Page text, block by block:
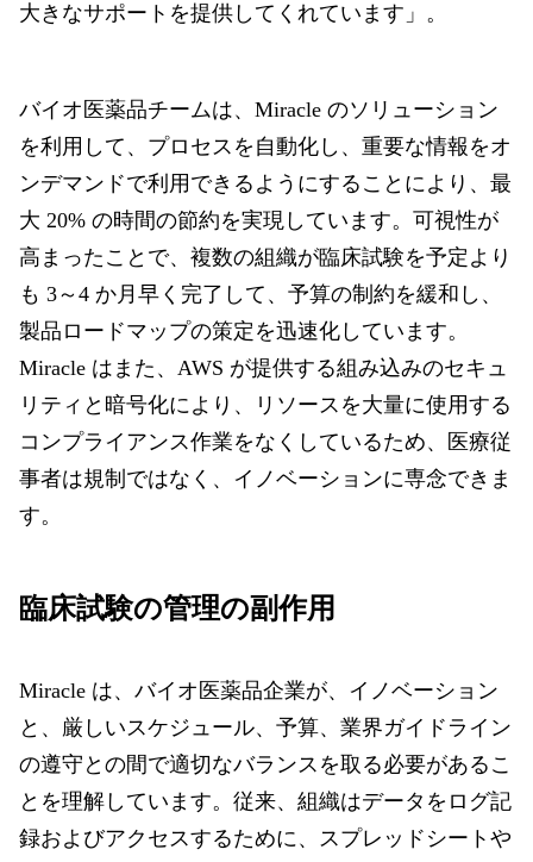
大きなサポートを提供してくれています」。
バイオ医薬品チームは、Miracle のソリューション
を利用して、プロセスを自動化し、重要な情報をオ
ンデマンドで利用できるようにすることにより、最
大 20% の時間の節約を実現しています。可視性が
高まったことで、複数の組織が臨床試験を予定より
も 3～4 か月早く完了して、予算の制約を緩和し、
製品ロードマップの策定を迅速化しています。
Miracle はまた、AWS が提供する組み込みのセキュ
リティと暗号化により、リソースを大量に使用する
コンプライアンス作業をなくしているため、医療従
事者は規制ではなく、イノベーションに専念できま
す。
臨床試験の管理の副作用
Miracle は、バイオ医薬品企業が、イノベーション
と、厳しいスケジュール、予算、業界ガイドライン
の遵守との間で適切なバランスを取る必要があるこ
とを理解しています。従来、組織はデータをログ記
録およびアクセスするために、スプレッドシートや